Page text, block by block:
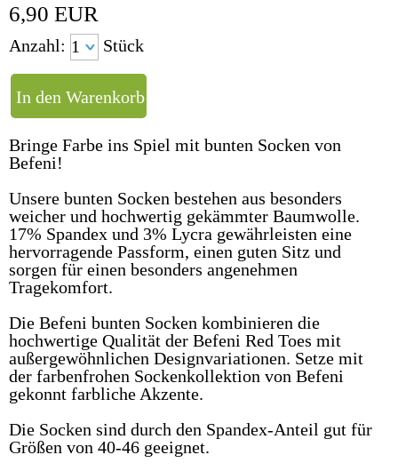
6,90 EUR
Anzahl: Stück
Bringe Farbe ins Spiel mit bunten Socken von
Befeni!
Unsere bunten Socken bestehen aus besonders
weicher und hochwertig gekämmter Baumwolle.
17% Spandex und 3% Lycra gewährleisten eine
hervorragende Passform, einen guten Sitz und
sorgen für einen besonders angenehmen
Tragekomfort.
Die Befeni bunten Socken kombinieren die
hochwertige Qualität der Befeni Red Toes mit
außergewöhnlichen Designvariationen. Setze mit
der farbenfrohen Sockenkollektion von Befeni
gekonnt farbliche Akzente.
Die Socken sind durch den Spandex-Anteil gut für
Größen von 40-46 geeignet.